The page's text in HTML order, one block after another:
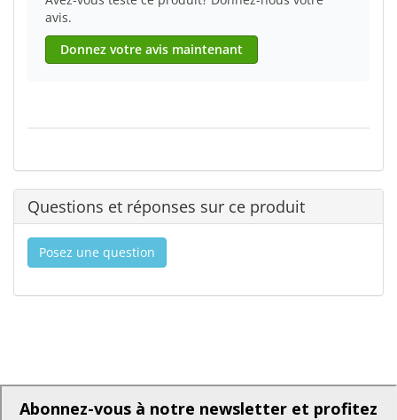
avis.
Donnez votre avis maintenant
Questions et réponses sur ce produit
Posez une question